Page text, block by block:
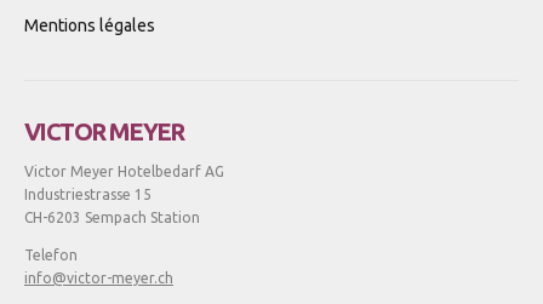
Mentions légales
VICTOR MEYER
Victor Meyer Hotelbedarf AG
Industriestrasse 15
CH-6203 Sempach Station
Telefon
info@victor-meyer.ch